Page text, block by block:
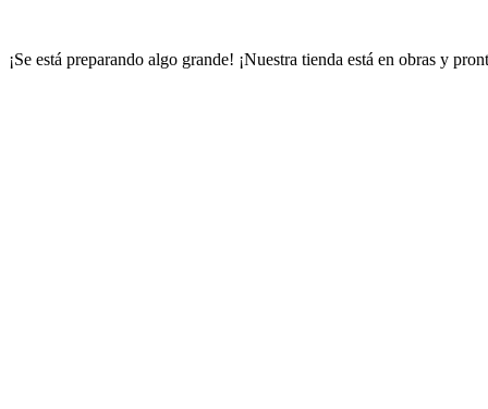
¡Se está preparando algo grande! ¡Nuestra tienda está en obras y